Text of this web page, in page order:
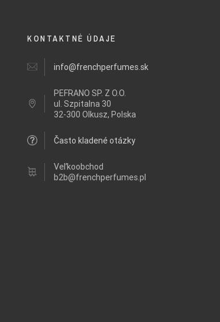
KONTAKTNÉ ÚDAJE
info@frenchperfumes.sk
PEFRANO SP. Z O.O.
ul. Szpitalna 30
32-300 Olkusz, Polska
Často kladené otázky
Veľkoobchod
b2b@frenchperfumes.pl